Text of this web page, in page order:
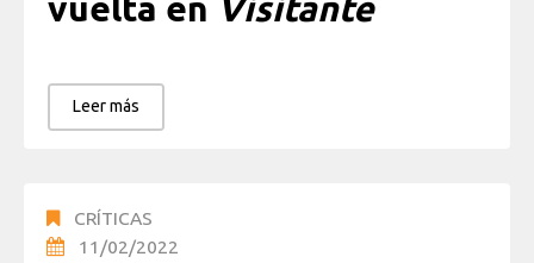
Leer más
CRÍTICAS
11/02/2022